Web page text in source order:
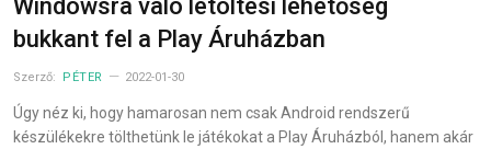
Windowsra való letöltési lehetőség
bukkant fel a Play Áruházban
Szerző: PÉTER 2022-01-30
Úgy néz ki, hogy hamarosan nem csak Android rendszerű
készülékekre tölthetünk le játékokat a Play Áruházból, hanem akár